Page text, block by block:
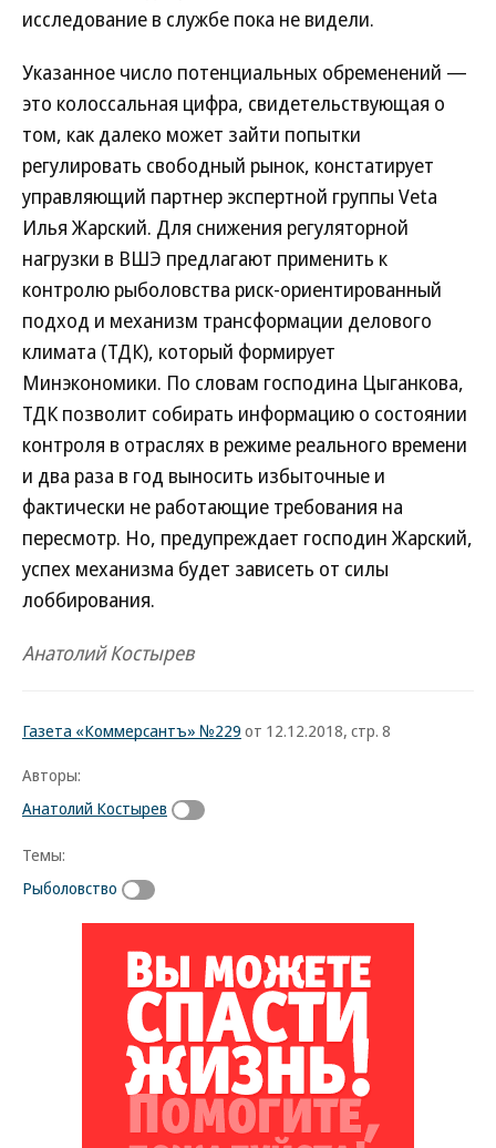
исследование в службе пока не видели.
Указанное число потенциальных обременений —
это колоссальная цифра, свидетельствующая о
том, как далеко может зайти попытки
регулировать свободный рынок, констатирует
управляющий партнер экспертной группы Veta
Илья Жарский. Для снижения регуляторной
нагрузки в ВШЭ предлагают применить к
контролю рыболовства риск-ориентированный
подход и механизм трансформации делового
климата (ТДК), который формирует
Минэкономики. По словам господина Цыганкова,
ТДК позволит собирать информацию о состоянии
контроля в отраслях в режиме реального времени
и два раза в год выносить избыточные и
фактически не работающие требования на
пересмотр. Но, предупреждает господин Жарский,
успех механизма будет зависеть от силы
лоббирования.
Анатолий Костырев
Газета «Коммерсантъ» №229 от 12.12.2018, стр. 8
Авторы:
Анатолий Костырев
Темы:
Рыболовство